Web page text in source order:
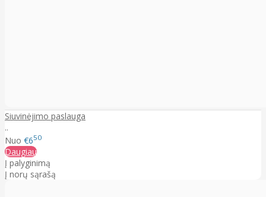
Siuvinėjimo paslauga
..
Nuo €650
Daugiau
Į palyginimą
Į norų sąrašą